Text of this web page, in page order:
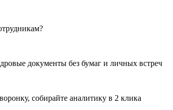
документы без бумаг и личных встреч
собирайте аналитику в 2 клика